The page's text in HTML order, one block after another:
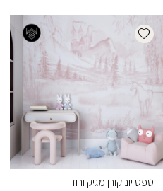
Add wishlist
טפט יוניקורן מגיק ורוד